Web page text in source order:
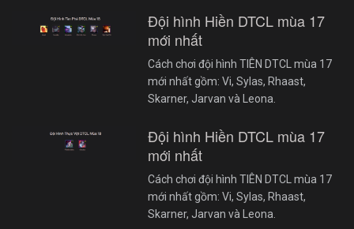
Đội hình Hiền DTCL mùa 17
mới nhất
Cách chơi đội hình TIÊN DTCL mùa 17
mới nhất gồm: Vi, Sylas, Rhaast,
Skarner, Jarvan và Leona.
Đội hình Hiền DTCL mùa 17
mới nhất
Cách chơi đội hình TIÊN DTCL mùa 17
mới nhất gồm: Vi, Sylas, Rhaast,
Skarner, Jarvan và Leona.